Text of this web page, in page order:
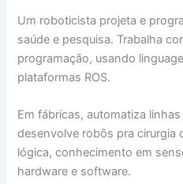
Um roboticista projeta e
saúde e pesquisa. Trabalha
programação, usando
plataformas ROS.
Em fábricas, automatiza
desenvolve robôs pra cirurgia
lógica, conhecimento em
hardware e software.